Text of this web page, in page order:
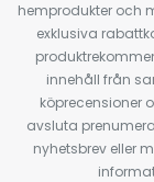
hemprodukter och
exklusiva
innehåll från
köprecensioner
avsluta
nyhetsbrev eller